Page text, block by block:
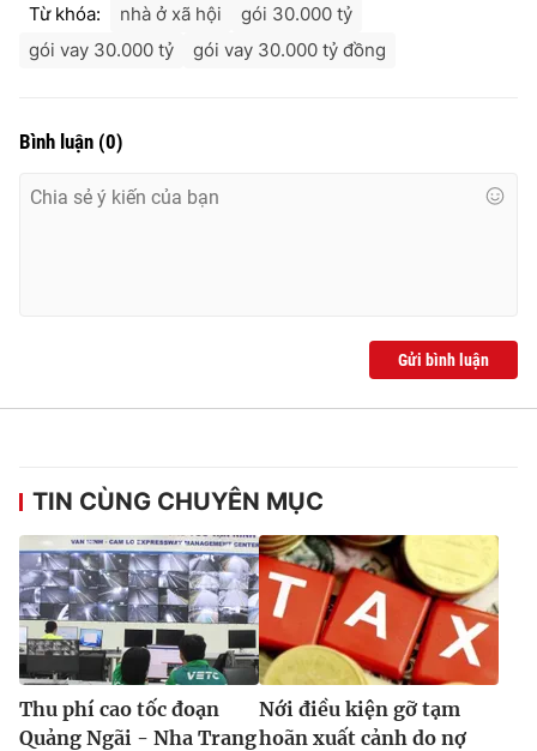
Vũ Thanh Thủy
Phó Tổng Biên tập:
Nguyễn Thị Mỹ Hạnh, Phạm Quốc Thắng,
Ðiện thoại Thời báo VTV:
Email:
toasoan@vtv.vn
® Cấm sao chép dưới mọi hình thức nếu không có sự chấp
thuận bằng văn bản. Ghi rõ nguồn VTV.vn khi phát hành lại
thông tin từ website này.
Từ khóa: nhà ở xã hội
gói 30.000 tỷ
gói vay 30.000 tỷ
gói vay 30.000 tỷ đồng
Bình luận (0)
Gửi bình luận
TIN CÙNG CHUYÊN MỤC
Thu phí cao tốc đoạn
Quảng Ngãi - Nha Trang
Nới điều kiện gỡ tạm
hoãn xuất cảnh do nợ